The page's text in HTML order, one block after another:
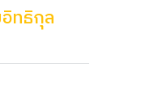
ทธิกุล